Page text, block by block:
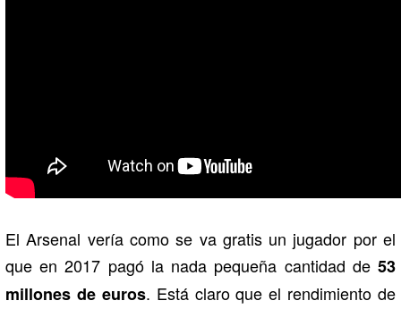
El Arsenal vería como se va gratis un jugador por el
que en 2017 pagó la nada pequeña cantidad de 53
millones de euros. Está claro que el rendimiento de